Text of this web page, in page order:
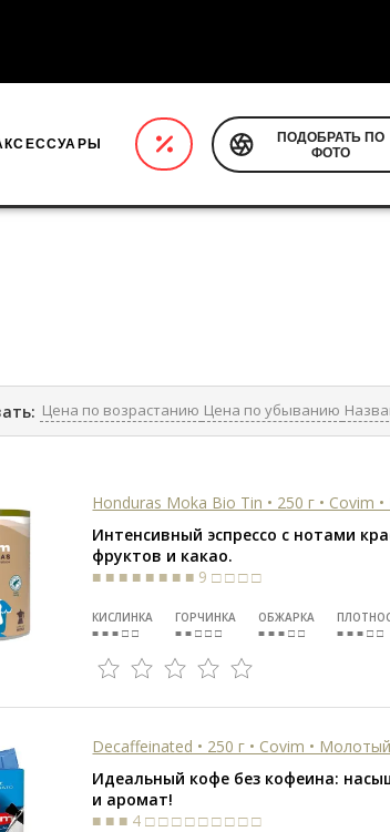
ПОДОБРАТЬ ПО
ФОТО
Цена по возрастанию Цена по убыванию
Honduras Moka Bio Tin • 250 г • Covim
Интенсивный эспрессо с нотами
фруктов и какао.
■ ■ ■ ■ ■ ■ ■ ■ 9 □ □ □ □
КИСЛИНКА
■ ■ ■ □ □
ГОРЧИНКА
■ ■ □ □ □
ОБЖАРКА
■ ■ ■ □ □
■ ■ ■ □ □
Decaffeinated • 250 г • Covim • Молотый
Идеальный кофе без кофеина:
и аромат!
■ ■ ■ 4 □ □ □ □ □ □ □ □ □